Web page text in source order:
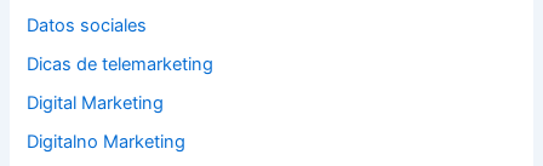
Datos sociales
Dicas de telemarketing
Digital Marketing
Digitalno Marketing